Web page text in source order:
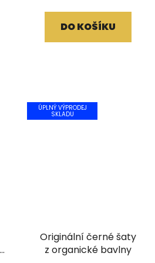
DO KOŠÍKU
ÚPLNÝ VÝPRODEJ
SKLADU
Originální černé šaty
z organické bavlny